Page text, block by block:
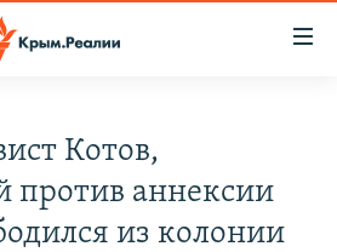
Котов,
против аннексии
из колонии